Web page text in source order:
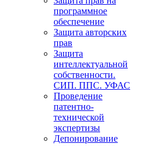
программное
обеспечение
Защита авторских
прав
Защита
интеллектуальной
собственности.
СИП. ППС. УФАС
Проведение
патентно-
технической
экспертизы
Депонирование